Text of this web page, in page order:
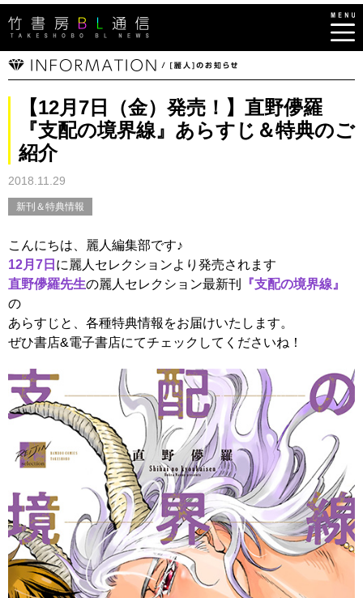
【12月7日（金）発売！】直野儚羅
『支配の境界線』あらすじ＆特典のご
紹介
2018.11.29
新刊＆特典情報
こんにちは、麗人編集部です♪
12月7日 に麗人セレクションより発売されます
直野儚羅先生の麗人セレクション最新刊
『支配の境界線』
の
あらすじと、各種特典情報をお届けいたします。
ぜひ書店&電子書店にてチェックしてくださいね！